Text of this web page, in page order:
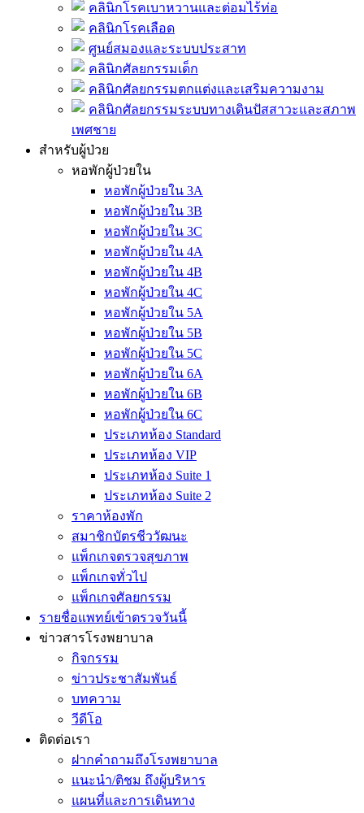
คลินิกโรคเบาหวานและต่อมไร้ท่อ
คลินิกโรคเลือด
ศูนย์สมองและระบบประสาท
คลินิกศัลยกรรมเด็ก
คลินิกศัลยกรรมตกแต่งและเสริมความงาม
คลินิกศัลยกรรมระบบทางเดินปัสสาวะและสภาพ
เพศชาย
สำหรับผู้ป่วย
หอพักผู้ป่วยใน
หอพักผู้ป่วยใน 3A
หอพักผู้ป่วยใน 3B
หอพักผู้ป่วยใน 3C
หอพักผู้ป่วยใน 4A
หอพักผู้ป่วยใน 4B
หอพักผู้ป่วยใน 4C
หอพักผู้ป่วยใน 5A
หอพักผู้ป่วยใน 5B
หอพักผู้ป่วยใน 5C
หอพักผู้ป่วยใน 6A
หอพักผู้ป่วยใน 6B
หอพักผู้ป่วยใน 6C
ประเภทห้อง Standard
ประเภทห้อง VIP
ประเภทห้อง Suite 1
ประเภทห้อง Suite 2
ราคาห้องพัก
สมาชิกบัตรชีววัฒนะ
แพ็กเกจตรวจสุขภาพ
แพ็กเกจทั่วไป
แพ็กเกจศัลยกรรม
รายชื่อแพทย์เข้าตรวจวันนี้
ข่าวสารโรงพยาบาล
กิจกรรม
ข่าวประชาสัมพันธ์
บทความ
วีดีโอ
ติดต่อเรา
ฝากคำถามถึงโรงพยาบาล
แนะนำ/ติชม ถึงผู้บริหาร
แผนที่และการเดินทาง